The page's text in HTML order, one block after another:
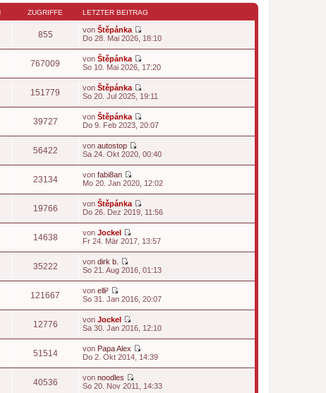
ZUGRIFFE LETZTER BEITRAG
855 von Štěpánka
N
s
t
r
i
t
r
g
Do 28. Mai 2026, 18:10
767009 von Štěpánka
N
s
t
r
i
t
r
g
So 10. Mai 2026, 17:20
151779 von Štěpánka
N
s
t
r
r
g
So 20. Jul 2025, 19:11
39727 von Štěpánka
N
s
t
r
g
Do 9. Feb 2023, 20:07
56422 von autostop
N
e
s
t
e
r
i
t
r
g
Sa 24. Okt 2020, 00:40
23134 von fabi8an
N
u
e
s
t
r
i
t
r
g
Mo 20. Jan 2020, 12:02
19766 von Štěpánka
N
s
t
r
i
t
r
g
Do 26. Dez 2019, 11:56
14638 von Jockel
N
s
t
r
i
t
r
a
g
Fr 24. Mär 2017, 13:57
35222 von dirk b.
N
s
t
e
r
i
t
r
a
g
So 21. Aug 2016, 01:13
121667 von elli²
N
e
s
t
e
r
i
t
So 31. Jan 2016, 20:07
12776 von Jockel
N
u
e
s
t
e
r
Sa 30. Jan 2016, 12:10
51514 von Papa Alex
N
s
Do 2. Okt 2014, 14:39
40536 von noodles
N
So 20. Nov 2011, 14:33